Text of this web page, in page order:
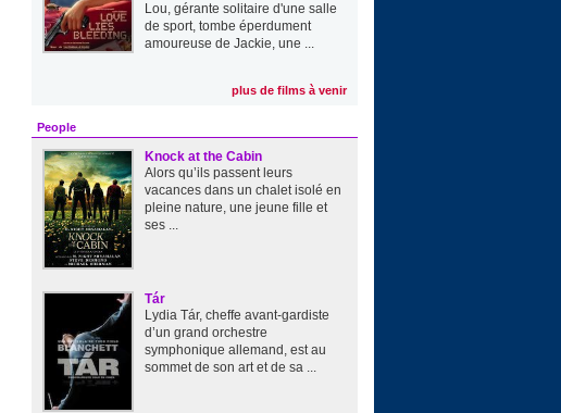
Lou, gérante solitaire d'une salle
de sport, tombe éperdument
amoureuse de Jackie, une ...
plus de films à venir
People
Knock at the Cabin
Alors qu’ils passent leurs
vacances dans un chalet isolé en
pleine nature, une jeune fille et
ses ...
Tár
Lydia Tár, cheffe avant-gardiste
d’un grand orchestre
symphonique allemand, est au
sommet de son art et de sa ...